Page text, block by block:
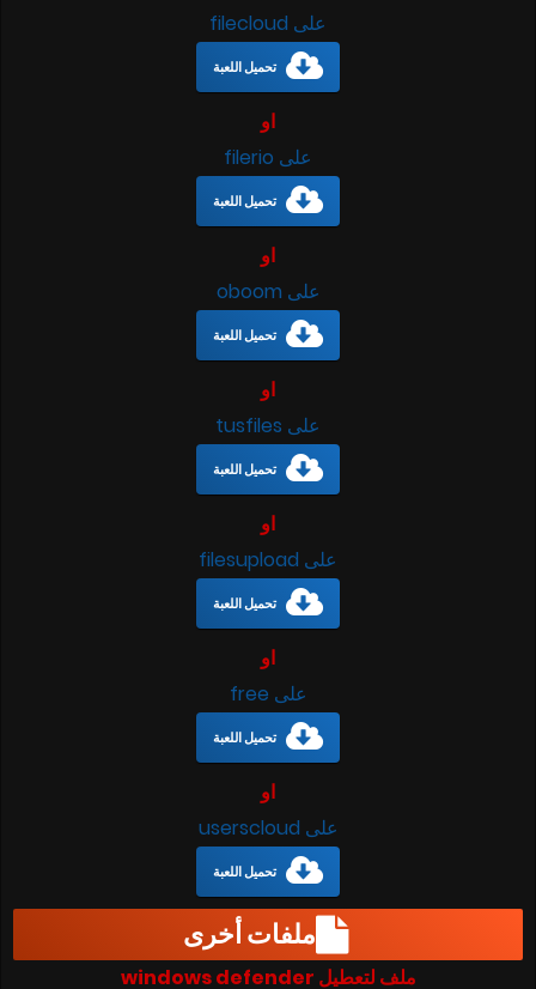
على filecloud
تحميل اللعبة
او
على filerio
تحميل اللعبة
او
على oboom
تحميل اللعبة
او
على tusfiles
تحميل اللعبة
او
على filesupload
تحميل اللعبة
او
على free
تحميل اللعبة
او
على userscloud
تحميل اللعبة
ملفات أخرى
ملف لتعطيل windows defender